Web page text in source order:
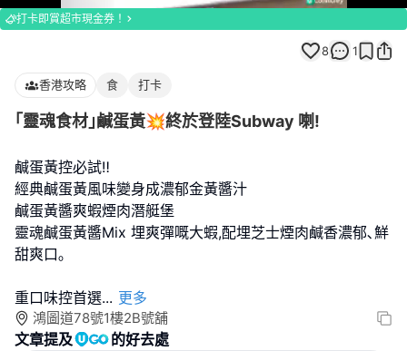
100.00%
打卡即賞超市現金券！
8 1
香港攻略 食 打卡
｢靈魂食材｣鹹蛋黃💥終於登陸Subway 喇!
鹹蛋黃控必試‼️
經典鹹蛋黃風味變身成濃郁金黃醬汁
鹹蛋黃醬爽蝦煙肉潛艇堡
靈魂鹹蛋黃醬Mix 埋爽彈嘅大蝦,配埋芝士煙肉鹹香濃郁､鮮
甜爽口｡
重口味控首選... 更多
鴻圖道78號1樓2B號舖
文章提及 的好去處